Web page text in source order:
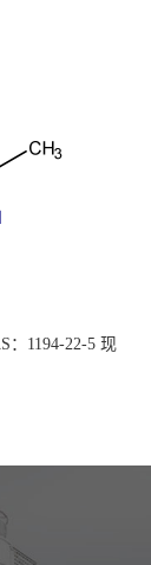
：1194-22-5 现